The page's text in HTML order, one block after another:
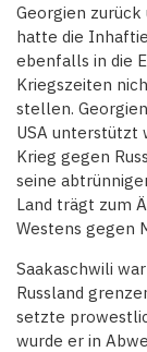
Georgien
hatte die
ebenfalls in die
Kriegszeiten
stellen.
USA unterstützt
Krieg gegen
seine
Land trägt zum
Westens gegen
Saakaschwili
Russland
setzte
wurde er in